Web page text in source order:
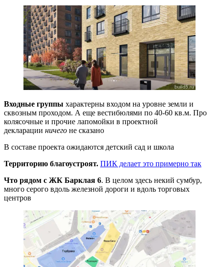
Входные группы характерны входом на уровне земли и
сквозным проходом. А еще вестибюлями по 40-60 кв.м. Про
колясочные и прочие лапомойки в проектной
декларации ничего не сказано
В составе проекта ожидаются детский сад и школа
Территорию благоустроят. ПИК делает это примерно так
Что рядом с ЖК Барклая 6. В целом здесь некий сумбур,
много серого вдоль железной дороги и вдоль торговых
центров